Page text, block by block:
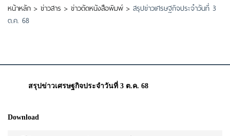
หน้าหลัก > ข่าวสาร > ข่าวตัดหนังสือพิมพ์ > สรุปข่าวเศรษฐกิจประจำวันที่ 3
ต.ค. 68
สรุปข่าวเศรษฐกิจประจำวันที่ 3 ต.ค. 68
Download